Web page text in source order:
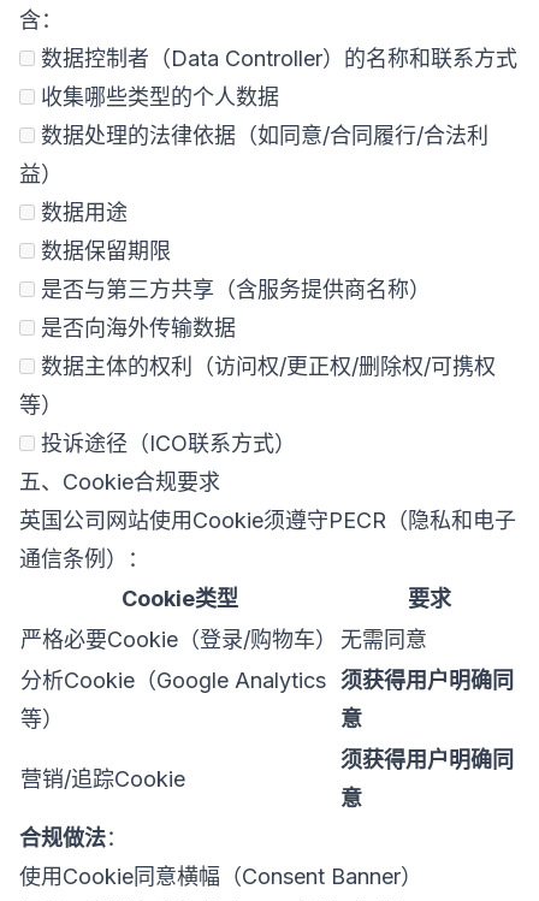
含：
数据控制者（Data Controller）的名称和联系方式
收集哪些类型的个人数据
数据处理的法律依据（如同意/合同履行/合法利
益）
数据用途
数据保留期限
是否与第三方共享（含服务提供商名称）
是否向海外传输数据
数据主体的权利（访问权/更正权/删除权/可携权
等）
投诉途径（ICO联系方式）
五、Cookie合规要求
英国公司网站使用Cookie须遵守PECR（隐私和电子
通信条例）：
Cookie类型
要求
严格必要Cookie（登录/购物车）
无需同意
分析Cookie（Google Analytics
等）
须获得用户明确同
意
营销/追踪Cookie
须获得用户明确同
意
合规做法：
使用Cookie同意横幅（Consent Banner）